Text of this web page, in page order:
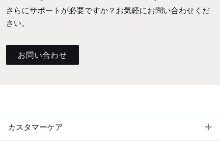
さらにサポートが必要ですか？お気軽にお問い合わせくだ
さい。
お問い合わせ
カスタマーケア